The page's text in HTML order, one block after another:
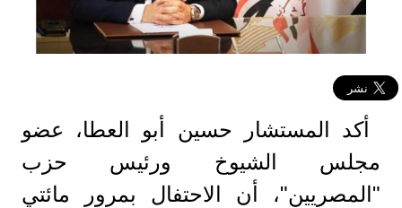
أكد المستشار حسين أبو العطا، عضو
مجلس الشيوخ ورئيس حزب
"المصريين"، أن الاحتفال بمرور مائتي